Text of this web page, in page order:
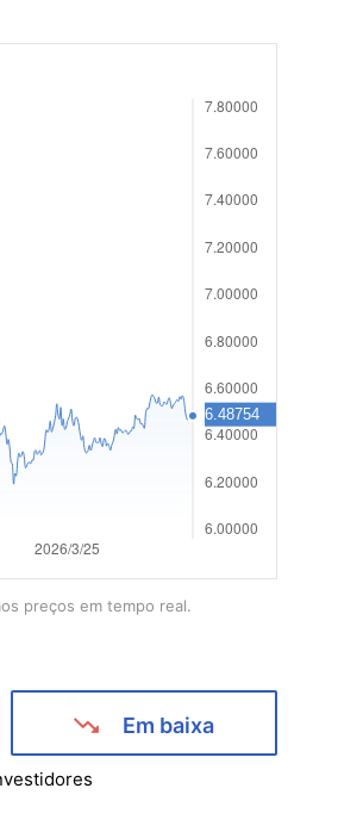
preços em tempo real.
Em baixa